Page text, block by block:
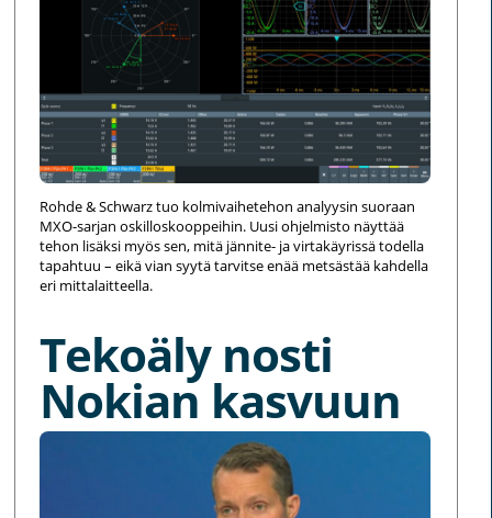
Rohde & Schwarz tuo kolmivaihetehon analyysin suoraan
MXO-sarjan oskilloskooppeihin. Uusi ohjelmisto näyttää
tehon lisäksi myös sen, mitä jännite- ja virtakäyrissä todella
tapahtuu – eikä vian syytä tarvitse enää metsästää kahdella
eri mittalaitteella.
Tekoäly nosti
Nokian kasvuun